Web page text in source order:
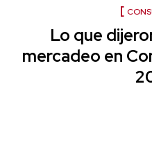
Lo que
mercadeo en